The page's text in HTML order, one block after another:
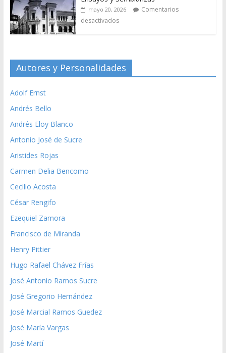
mayo 20, 2026
Comentarios
desactivados
Autores y Personalidades
Adolf Ernst
Andrés Bello
Andrés Eloy Blanco
Antonio José de Sucre
Aristides Rojas
Carmen Delia Bencomo
Cecilio Acosta
César Rengifo
Ezequiel Zamora
Francisco de Miranda
Henry Pittier
Hugo Rafael Chávez Frías
José Antonio Ramos Sucre
José Gregorio Hernández
José Marcial Ramos Guedez
José María Vargas
José Martí